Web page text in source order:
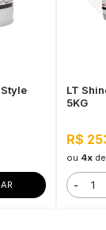
LT
5KG
R$
ou 4xde
-